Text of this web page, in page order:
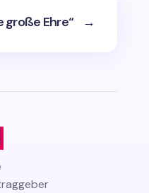
große Ehre“ →